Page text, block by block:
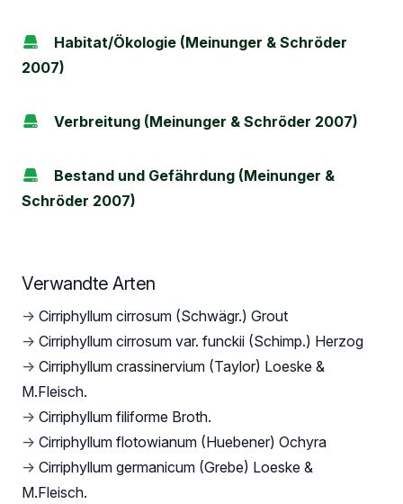
Habitat/Ökologie (Meinunger & Schröder
2007)
Verbreitung (Meinunger & Schröder 2007)
Bestand und Gefährdung (Meinunger &
Schröder 2007)
Verwandte Arten
→ Cirriphyllum cirrosum (Schwägr.) Grout
→ Cirriphyllum cirrosum var. funckii (Schimp.) Herzog
→ Cirriphyllum crassinervium (Taylor) Loeske &
M.Fleisch.
→ Cirriphyllum filiforme Broth.
→ Cirriphyllum flotowianum (Huebener) Ochyra
→ Cirriphyllum germanicum (Grebe) Loeske &
M.Fleisch.